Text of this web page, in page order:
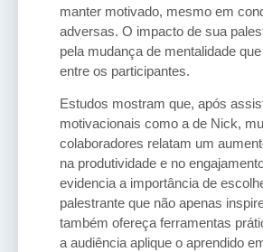
manter motivado, mesmo em
adversas. O impacto de sua
pela mudança de mentalidade
entre os participantes.
Estudos mostram que, após
motivacionais como a de Nick,
colaboradores relatam um
na produtividade e no
evidencia a importância de
palestrante que não apenas
também ofereça ferramentas
a audiência aplique o aprendido